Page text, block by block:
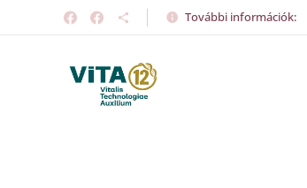
További információk: